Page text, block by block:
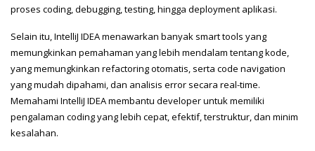
proses coding, debugging, testing, hingga deployment aplikasi.
Selain itu, IntelliJ IDEA menawarkan banyak smart tools yang
memungkinkan pemahaman yang lebih mendalam tentang kode,
yang memungkinkan refactoring otomatis, serta code navigation
yang mudah dipahami, dan analisis error secara real-time.
Memahami IntelliJ IDEA membantu developer untuk memiliki
pengalaman coding yang lebih cepat, efektif, terstruktur, dan minim
kesalahan.